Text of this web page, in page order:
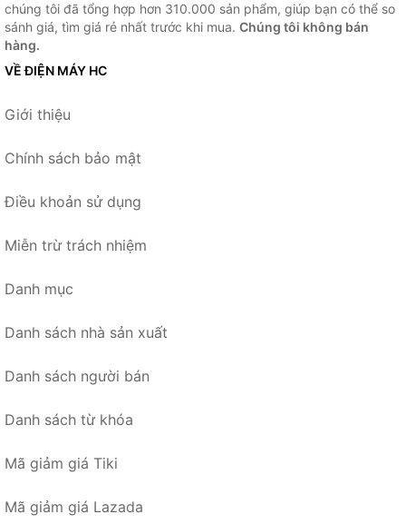
chúng tôi đã tổng hợp hơn 310.000 sản phẩm, giúp bạn có thể so
sánh giá, tìm giá rẻ nhất trước khi mua. Chúng tôi không bán
hàng.
VỀ ĐIỆN MÁY HC
Giới thiệu
Chính sách bảo mật
Điều khoản sử dụng
Miễn trừ trách nhiệm
Danh mục
Danh sách nhà sản xuất
Danh sách người bán
Danh sách từ khóa
Mã giảm giá Tiki
Mã giảm giá Lazada